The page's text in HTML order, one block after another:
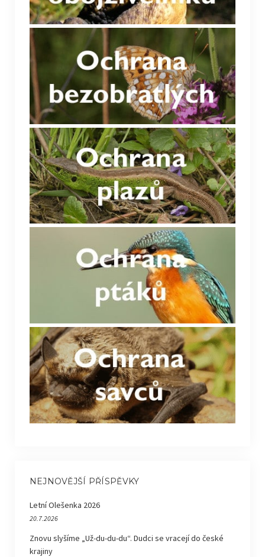
NEJNOVĚJŠÍ PŘÍSPĚVKY
Letní Olešenka 2026
20.7.2026
Znovu slyšíme „Už-du-du-du“. Dudci se vracejí do české
krajiny